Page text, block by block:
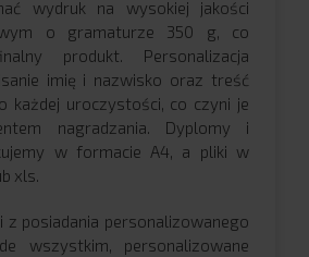
wydruk na wysokiej jakości
o gramaturze 350 g, co
produkt. Personalizacja
imię i nazwisko oraz treść
każdej uroczystości, co czyni je
nagradzania. Dyplomy i
w formacie A4, a pliki w
xls.
z posiadania personalizowanego
wszystkim, personalizowane